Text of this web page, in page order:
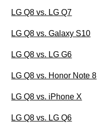
LG Q8 vs. LG Q7
LG Q8 vs. Galaxy S10
LG Q8 vs. LG G6
LG Q8 vs. Honor Note 8
LG Q8 vs. iPhone X
LG Q8 vs. LG Q6